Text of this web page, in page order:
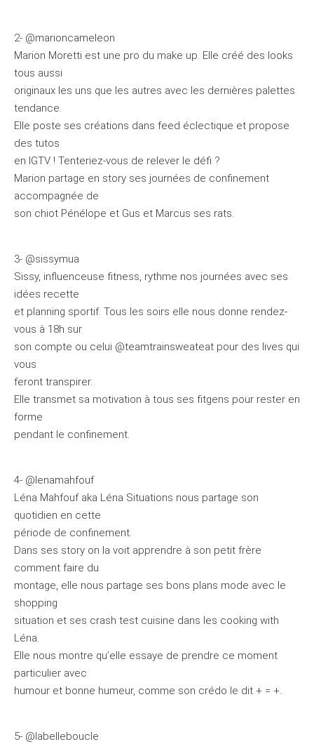
2- @marioncameleon
Marion Moretti est une pro du make up. Elle créé des looks
tous aussi
originaux les uns que les autres avec les dernières palettes
tendance.
Elle poste ses créations dans feed éclectique et propose
des tutos
en IGTV ! Tenteriez-vous de relever le défi ?
Marion partage en story ses journées de confinement
accompagnée de
son chiot Pénélope et Gus et Marcus ses rats.
3- @sissymua
Sissy, influenceuse fitness, rythme nos journées avec ses
idées recette
et planning sportif. Tous les soirs elle nous donne rendez-
vous à 18h sur
son compte ou celui @teamtrainsweateat pour des lives qui
vous
feront transpirer.
Elle transmet sa motivation à tous ses fitgens pour rester en
forme
pendant le confinement.
4- @lenamahfouf
Léna Mahfouf aka Léna Situations nous partage son
quotidien en cette
période de confinement.
Dans ses story on la voit apprendre à son petit frère
comment faire du
montage, elle nous partage ses bons plans mode avec le
shopping
situation et ses crash test cuisine dans les cooking with
Léna.
Elle nous montre qu’elle essaye de prendre ce moment
particulier avec
humour et bonne humeur, comme son crédo le dit + = +.
5- @labelleboucle